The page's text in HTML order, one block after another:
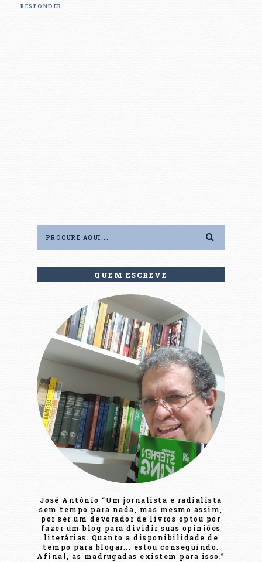
RESPONDER
QUEM ESCREVE
José Antônio “Um jornalista e radialista
sem tempo para nada, mas mesmo assim,
por ser um devorador de livros optou por
fazer um blog para dividir suas opiniões
literárias. Quanto a disponibilidade de
tempo para blogar... estou conseguindo.
Afinal, as madrugadas existem para isso.”